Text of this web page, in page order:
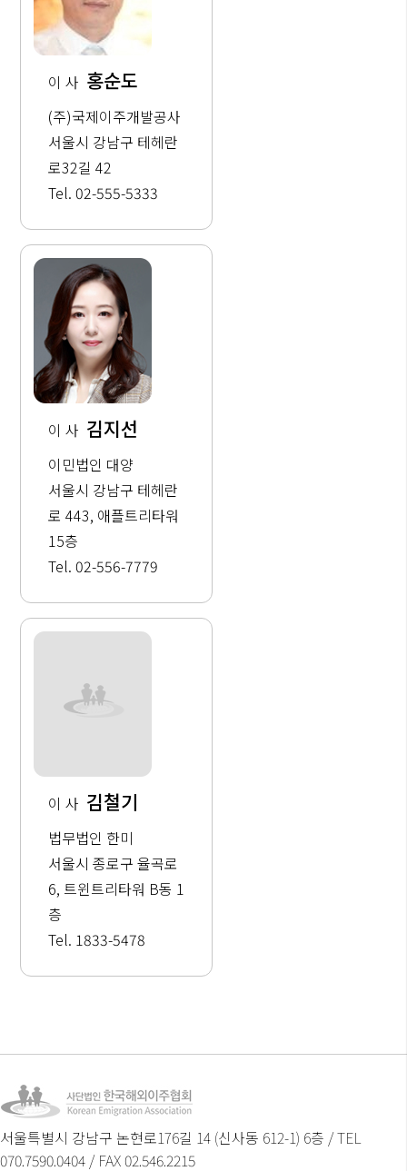
이 사 홍순도
(주)국제이주개발공사
서울시 강남구 테헤란
로32길 42
Tel. 02-555-5333
이 사 김지선
이민법인 대양
서울시 강남구 테헤란
로 443, 애플트리타워
15층
Tel. 02-556-7779
이 사 김철기
법무법인 한미
서울시 종로구 율곡로
6, 트윈트리타워 B동 1
층
Tel. 1833-5478
서울특별시 강남구 논현로176길 14 (신사동 612-1) 6층 / TEL
070.7590.0404 / FAX 02.546.2215